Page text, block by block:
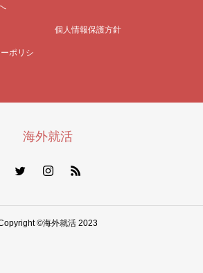
個人情報保護方針
ポリシ
海外就活
©海外就活 2023